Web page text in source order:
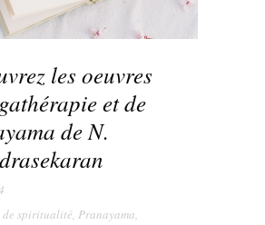
les oeuvres
et de
de N.
de spiritualité, Pranayama,